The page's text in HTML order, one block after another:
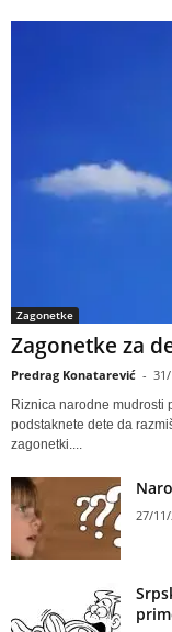
Zagonetke
Zagonetke za
Predrag Konatarević -
Riznica narodne mudrosti
podstaknete dete da
zagonetki....
27/